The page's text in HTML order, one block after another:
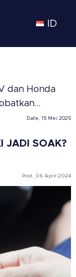
ID
JADI SOAK?
Post, 06 April 2024
dan Honda
dan Sedan
Automovil
Date, 15 Mei 2025